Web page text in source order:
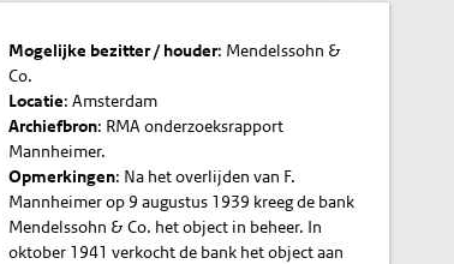
Mogelijke bezitter / houder: Mendelssohn &
Co.
Locatie: Amsterdam
Archiefbron: RMA onderzoeksrapport
Mannheimer.
Opmerkingen: Na het overlijden van F.
Mannheimer op 9 augustus 1939 kreeg de bank
Mendelssohn & Co. het object in beheer. In
oktober 1941 verkocht de bank het object aan